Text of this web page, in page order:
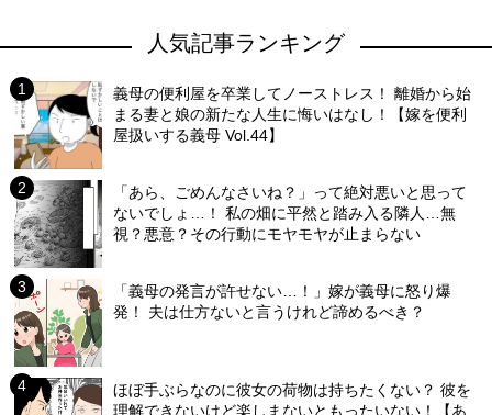
人気記事ランキング
義母の便利屋を卒業してノーストレス！ 離婚から始
まる妻と娘の新たな人生に悔いはなし！【嫁を便利
屋扱いする義母 Vol.44】
「あら、ごめんなさいね？」って絶対悪いと思って
ないでしょ…！ 私の畑に平然と踏み入る隣人…無
視？悪意？その行動にモヤモヤが止まらない
「義母の発言が許せない…！」嫁が義母に怒り爆
発！ 夫は仕方ないと言うけれど諦めるべき？
ほぼ手ぶらなのに彼女の荷物は持ちたくない？ 彼を
理解できないけど楽しまないともったいない！【あ